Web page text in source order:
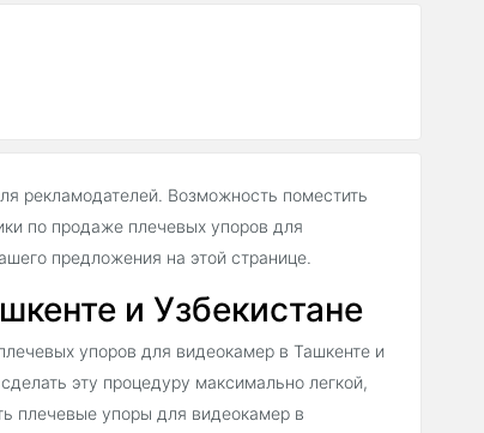
рекламодателей. Возможность поместить
по продаже плечевых упоров для
предложения на этой странице.
и Узбекистане
упоров для видеокамер в Ташкенте и
эту процедуру максимально легкой,
плечевые упоры для видеокамер в